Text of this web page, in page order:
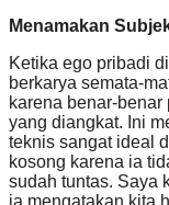
Menamakan
Ketika ego pribadi
berkarya semata-
karena benar-
yang diangkat. Ini
teknis sangat ideal
kosong karena ia
sudah tuntas. Saya